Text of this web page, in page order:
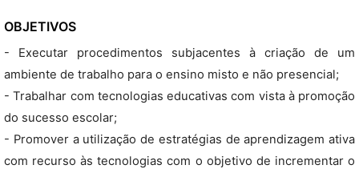
OBJETIVOS
- Executar procedimentos subjacentes à criação de um
ambiente de trabalho para o ensino misto e não presencial;
- Trabalhar com tecnologias educativas com vista à promoção
do sucesso escolar;
- Promover a utilização de estratégias de aprendizagem ativa
com recurso às tecnologias com o objetivo de incrementar o